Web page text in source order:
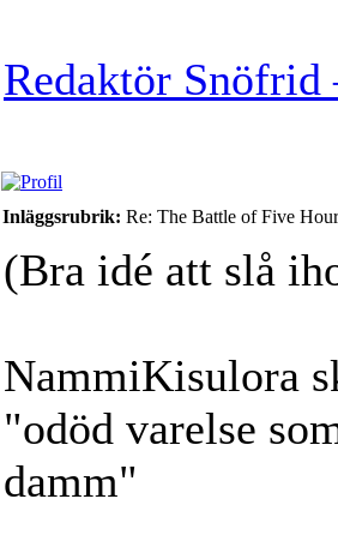
Redaktör
Inläggsrubrik: Re: The Battle of Five
(Bra idé att slå
NammiKisulora
"odöd varelse
damm"